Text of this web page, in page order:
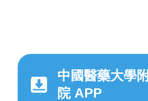
中國醫藥大學
院 APP